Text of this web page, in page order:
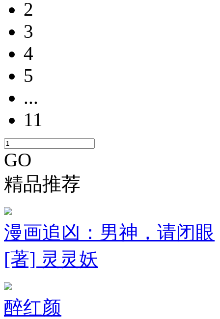
2
3
4
5
...
11
GO
精品推荐
漫画追凶：男神，请闭眼
[著] 灵灵妖
醉红颜